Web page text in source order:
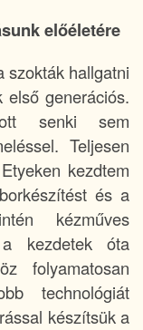
előéletére
szokták hallgatni
első generációs.
senki sem
Teljesen
kezdtem
és a
kézműves
a kezdetek óta
folyamatosan
technológiát
készítsük a